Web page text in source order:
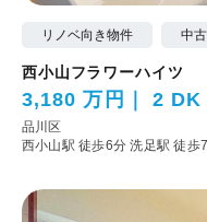
リノベ向き物件 中
西小山フラワーハイツ
3,180 万円 2 DK
品川区
西小山駅 徒歩6分洗足駅 徒歩